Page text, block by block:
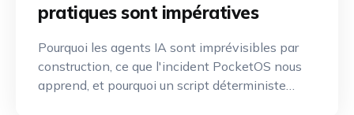
pratiques sont impératives
Pourquoi les agents IA sont imprévisibles par
construction, ce que l'incident PocketOS nous
apprend, et pourquoi un script déterministe